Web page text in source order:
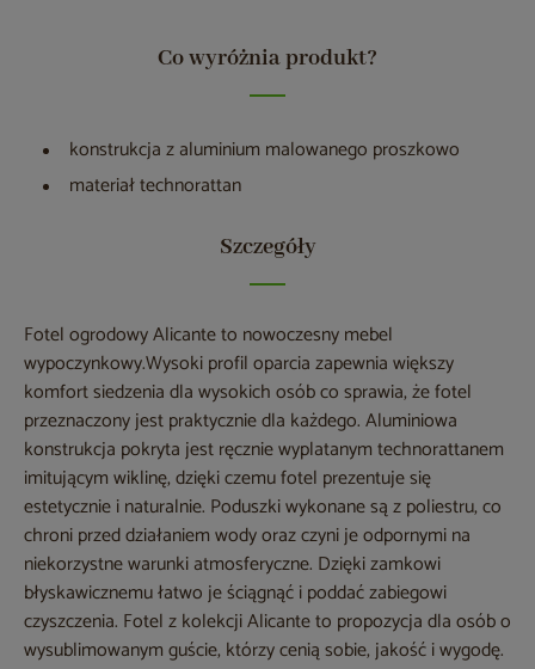
Co wyróżnia produkt?
konstrukcja z aluminium malowanego proszkowo
materiał technorattan
Szczegóły
Fotel ogrodowy Alicante to nowoczesny mebel
wypoczynkowy.Wysoki profil oparcia zapewnia większy
komfort siedzenia dla wysokich osób co sprawia, że fotel
przeznaczony jest praktycznie dla każdego. Aluminiowa
konstrukcja pokryta jest ręcznie wyplatanym technorattanem
imitującym wiklinę, dzięki czemu fotel prezentuje się
estetycznie i naturalnie. Poduszki wykonane są z poliestru, co
chroni przed działaniem wody oraz czyni je odpornymi na
niekorzystne warunki atmosferyczne. Dzięki zamkowi
błyskawicznemu łatwo je ściągnąć i poddać zabiegowi
czyszczenia. Fotel z kolekcji Alicante to propozycja dla osób o
wysublimowanym guście, którzy cenią sobie, jakość i wygodę.